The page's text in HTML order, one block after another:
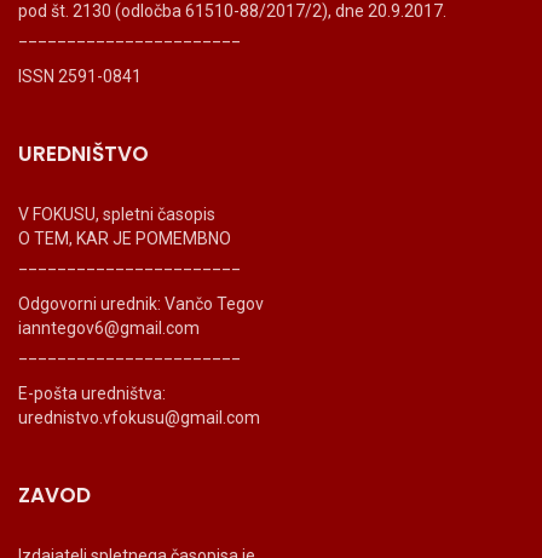
pod št. 2130 (odločba 61510-88/2017/2), dne 20.9.2017.
ISSN 2591-0841
UREDNIŠTVO
V FOKUSU, spletni časopis
O TEM, KAR JE POMEMBNO
Odgovorni urednik: Vančo Tegov
ianntegov6@gmail.com
E-pošta uredništva:
urednistvo.vfokusu@gmail.com
ZAVOD